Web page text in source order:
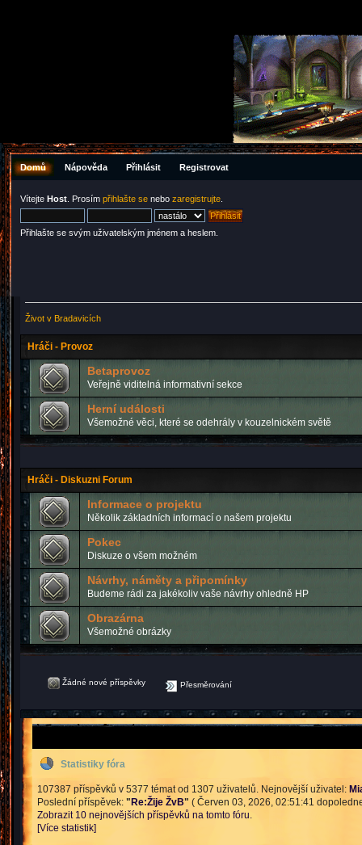
Domů Nápověda Přihlásit Registrovat
Vítejte Host . Prosím přihlašte se nebo zaregistrujte
Přihlašte se svým uživatelským jménem a heslem.
Život v Bradavicích
Hráči - Provoz
Betaprovoz
Veřejně viditelná informativní sekce
Herní události
Všemožné věci, které se odehrály v kouzelnickém světě
Hráči - Diskuzni Forum
Informace o projektu
Několik základních informací o našem projektu
Pokec
Diskuze o všem možném
Návrhy, náměty a připomínky
Budeme rádi za jakékoliv vaše návrhy ohledně HP
Obrazárna
Všemožné obrázky
Žádné nové příspěvky Přesměrování
Statistiky fóra
107387 příspěvků v 5377 témat od 1307 uživatelů. Nejnovější uživatel:
Poslední příspěvek:" Re:Žije ŽvB" ( Červen 03, 2026, 02:51:41
Zobrazit 10 nejnovějších příspěvků na tomto fóru.
[Více statistik]